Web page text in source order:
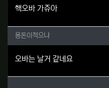
핵오바 가쥬아
용돈이적으냐님의
용돈이적으냐
오바는 날거 같네요